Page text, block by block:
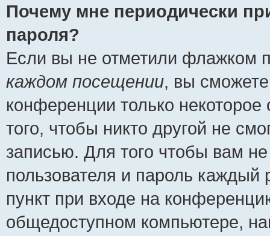
Почему мне периодически
пароля?
Если вы не отметили флажком
каждом посещении, вы
конференции только
того, чтобы никто другой не
записью. Для того чтобы вам
пользователя и пароль
пункт при входе на
общедоступном компьютере,